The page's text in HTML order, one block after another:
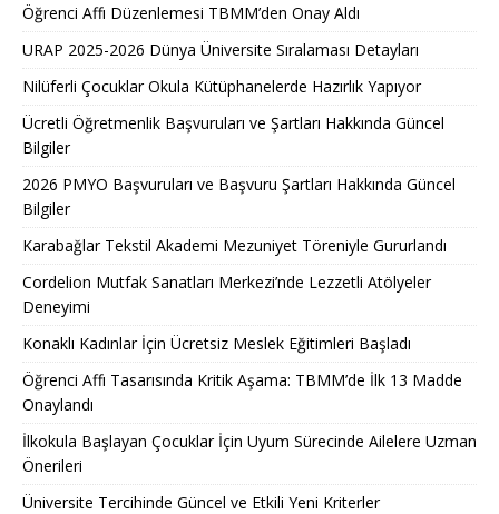
Öğrenci Affı Düzenlemesi TBMM’den Onay Aldı
URAP 2025-2026 Dünya Üniversite Sıralaması Detayları
Nilüferli Çocuklar Okula Kütüphanelerde Hazırlık Yapıyor
Ücretli Öğretmenlik Başvuruları ve Şartları Hakkında Güncel
Bilgiler
2026 PMYO Başvuruları ve Başvuru Şartları Hakkında Güncel
Bilgiler
Karabağlar Tekstil Akademi Mezuniyet Töreniyle Gururlandı
Cordelion Mutfak Sanatları Merkezi’nde Lezzetli Atölyeler
Deneyimi
Konaklı Kadınlar İçin Ücretsiz Meslek Eğitimleri Başladı
Öğrenci Affı Tasarısında Kritik Aşama: TBMM’de İlk 13 Madde
Onaylandı
İlkokula Başlayan Çocuklar İçin Uyum Sürecinde Ailelere Uzman
Önerileri
Üniversite Tercihinde Güncel ve Etkili Yeni Kriterler